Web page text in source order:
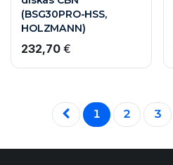
(BSG30PRO-HSS,
HOLZMANN)
232,70 €
1 2 3